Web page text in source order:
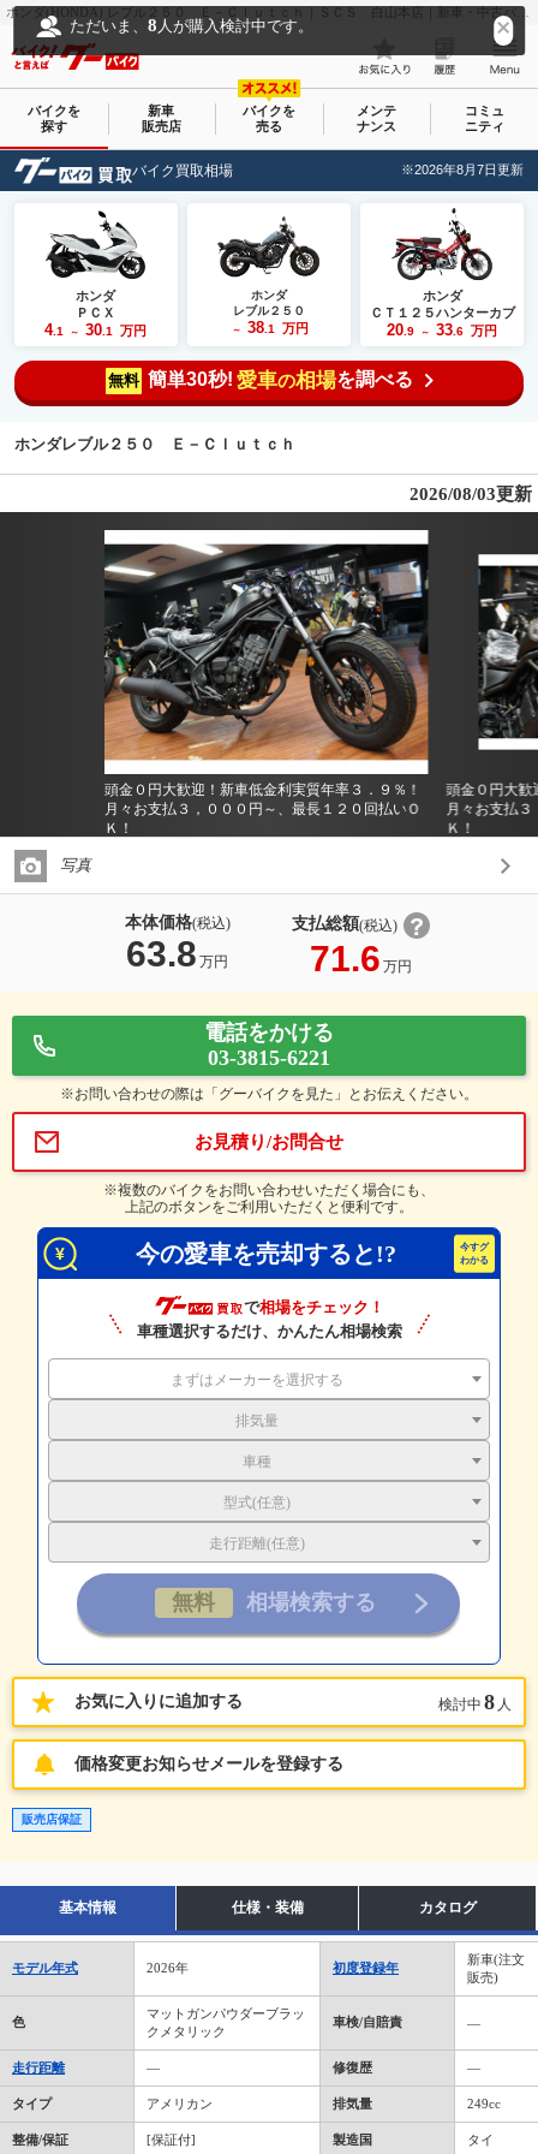
ホンダ(HONDA) レブル２５０ Ｅ－Ｃｌｕｔｃｈ｜ＳＣＳ 白山本店｜新車・中古バイクなら【グーバイク(GooBike)】
ただいま、8 人が購入検討中です。
バイクを
探す
新車
販売店
バイクを
売る
メンテ
ナンス
コミュ
ニティ
バイク買取相場 ※2026年8月7日更新
ホンダ
ＰＣＸ
4.1 ～ 30 .1 万円
ホンダ
レブル２５０
～ 38.1 万円
ホンダ
ＣＴ１２５ハンターカブ
20 .9 ～ 33 .6 万円
無料 簡単30秒! 愛車の相場を調べる
ホンダレブル２５０ Ｅ－Ｃｌｕｔｃｈ
2026/08/03更新
頭金０円大歓迎！新車低金利実質年率３．９％！
月々お支払３，０００円～、最長１２０回払いＯ
Ｋ！
頭金０円大歓
月々お支払
Ｋ！
写真
本体価格(税込)
63.8 万円
支払総額(税込)
71.6 万円
電話をかける
03-3815-6221
※お問い合わせの際は「グーバイクを見た」とお伝えください。
お見積り/お問合せ
※複数のバイクをお問い合わせいただく場合にも、
上記のボタンをご利用いただくと便利です。
今の愛車を売却すると!?
で相場をチェック！
車種選択するだけ、かんたん相場検索
まずはメーカーを選択する
排気量
車種
型式(任意)
走行距離(任意)
お気に入りに追加する 検討中 8 人
価格変更お知らせメールを登録する
販売店保証
基本情報 仕様・装備 カタログ
モデル年式 2026年 初度登録年
新車(注文
販売)
色
マットガンパウダーブラッ
クメタリック
車検/自賠責 ―
走行距離 ― 修復歴 ―
タイプ アメリカン 排気量 249cc
整備/保証 [保証付] 製造国 タイ